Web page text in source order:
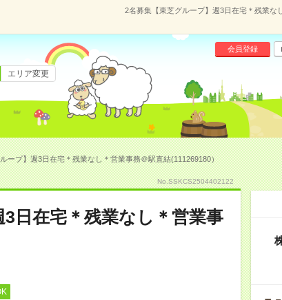
2名募集【東芝グループ】週3日在宅＊残業な
会員登録
エリア変更
ープ】週3日在宅＊残業なし＊営業事務＠駅直結(111269180）
No.SSKCS2504402122
日在宅＊残業なし＊営業事